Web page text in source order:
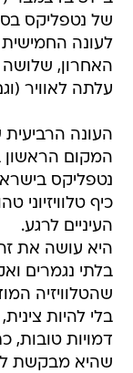
של נטפליקס
לעונה
האחרון, שלושה
עלתה לאוויר
העונה
המקום הראשון
נטפליקס
כיף
העיניים לרגע.
היא עושה את
בלתי נגמרים
שהטלוויזיה
בלי להיות
דמויות טובות,
שהיא מבקשת